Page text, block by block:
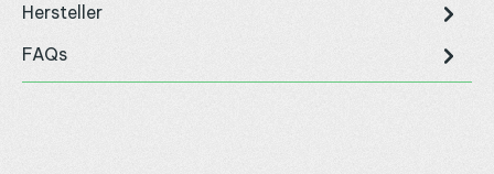
Hersteller
FAQs